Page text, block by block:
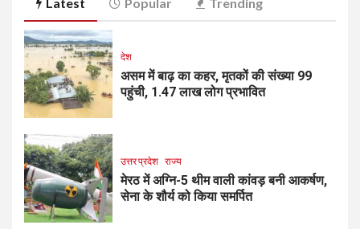
देश
असम में बाढ़ का कहर, मृतकों की संख्या 99
पहुंची, 1.47 लाख लोग प्रभावित
उत्तर प्रदेश राज्य
मेरठ में अग्नि-5 थीम वाली कांवड़ बनी आकर्षण,
सेना के शौर्य को किया समर्पित